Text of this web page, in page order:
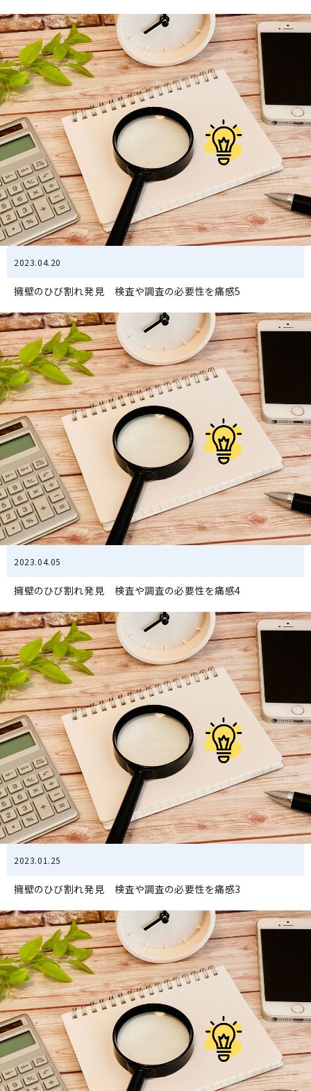
2023.04.20
擁壁のひび割れ発見 検査や調査の必要性を痛感5
2023.04.05
擁壁のひび割れ発見 検査や調査の必要性を痛感4
2023.01.25
擁壁のひび割れ発見 検査や調査の必要性を痛感3